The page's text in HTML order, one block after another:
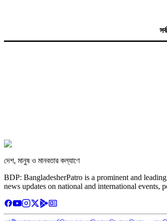
দেশ, মানুষ ও মানবতার কল্যাণে
BDP: BangladesherPatro is a prominent and
news updates on national and international events,